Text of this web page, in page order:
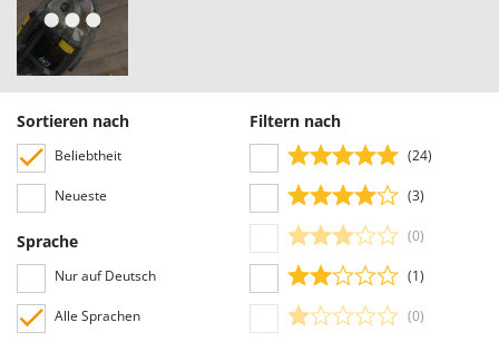
Sortieren nach
Beliebtheit
Neueste
Sprache
Nur auf Deutsch
Alle Sprachen
Filtern nach
(24)
(3)
(0)
(1)
(0)